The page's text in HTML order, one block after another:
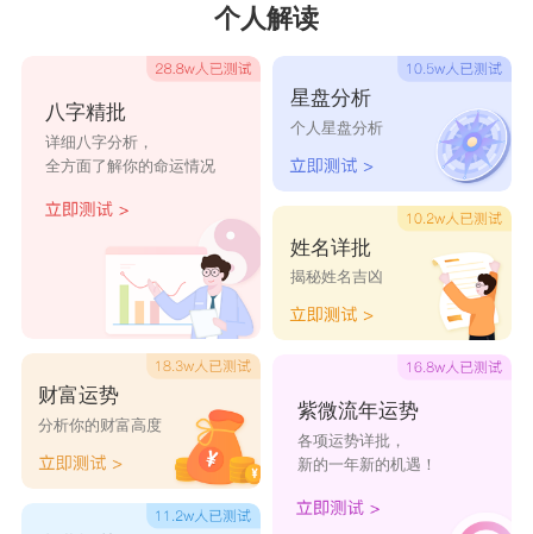
苒彤
若熙 钰灵 谣静 莹怡
柔青 姻竹 诗彤
雅悠 碧晓 若苒 雨兰
苒悠 静璇 澜怡
菁雪 韵芝 竹筠 熙雯
雨霞 莘盈 涵瑶 菀珊
玉盈 纭云 晓诗 晓欢
芳芝 怜蕾 雪慧 菡钰
以晗 馨蕊 君洁
个人解读
八字精批
详细八字分析，
全方面了解你的命运情况
财富运势
分析你的财富高度
星盘分析
个人星盘分析
姓名详批
揭秘姓名吉凶
紫微流年运势
各项运势详批，
新的一年新的机遇！